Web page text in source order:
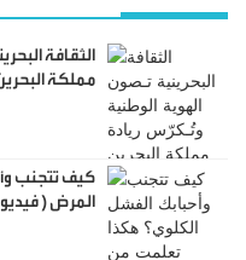
الثقافة
مملكة
كيف تتجنب
المرض (